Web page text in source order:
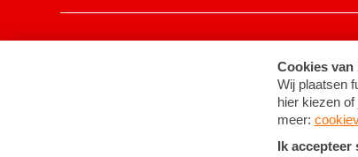
Cookie-instellingen